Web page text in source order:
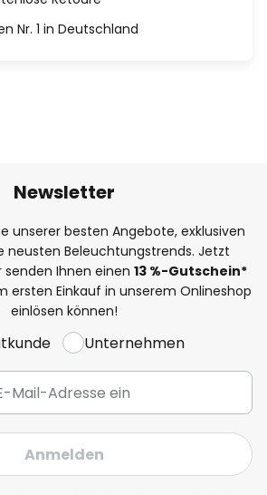
Nr. 1 in Deutschland
Newsletter
unserer besten Angebote, exklusiven
neusten Beleuchtungstrends. Jetzt
Ihnen einen 13 %-Gutschein*
ersten Einkauf in unserem Onlineshop
einlösen können!
Unternehmen
Anmelden